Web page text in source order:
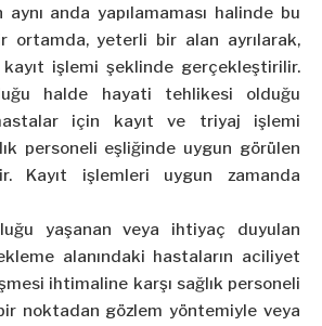
anda yapılamaması halinde bu
ortamda, yeterli bir alan ayrılarak,
işlemi şeklinde gerçekleştirilir.
halde hayati tehlikesi olduğu
için kayıt ve triyaj işlemi
personeli eşliğinde uygun görülen
Kayıt işlemleri uygun zamanda
yaşanan veya ihtiyaç duyulan
alanındaki hastaların aciliyet
ihtimaline karşı sağlık personeli
noktadan gözlem yöntemiyle veya